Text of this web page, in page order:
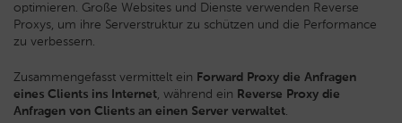
optimieren. Große Websites und Dienste verwenden Reverse
Proxys, um ihre Serverstruktur zu schützen und die Performance
zu verbessern.
Zusammengefasst vermittelt ein Forward Proxy die Anfragen
eines Clients ins Internet, während ein Reverse Proxy die
Anfragen von Clients an einen Server verwaltet.